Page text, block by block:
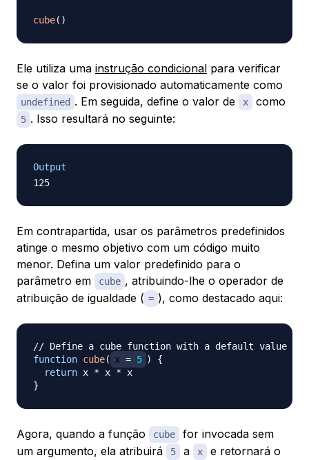
cube( )
Ele utiliza uma instrução condicional para verificar
se o valor foi provisionado automaticamente como
undefined . Em seguida, define o valor de x como
5 . Isso resultará no seguinte:
Output
Em contrapartida, usar os parâmetros predefinidos
atinge o mesmo objetivo com um código muito
menor. Defina um valor predefinido para o
parâmetro em
cube , atribuindo-lhe o operador de
atribuição de igualdade ( = ), como destacado aqui:
// Define a cube function with a default value
function cube( x = 5 )
{
return x * x *
}
Agora, quando a função cube
for invocada sem
um argumento, ela atribuirá
5 a x
e retornará o